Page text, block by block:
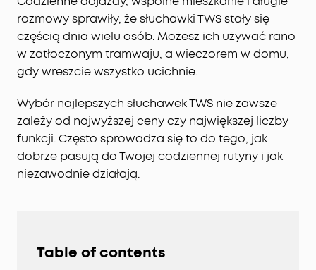
rozmowy sprawiły, że słuchawki TWS stały się
częścią dnia wielu osób. Możesz ich używać rano
w zatłoczonym tramwaju, a wieczorem w domu,
gdy wreszcie wszystko ucichnie.
Wybór najlepszych słuchawek TWS nie zawsze
zależy od najwyższej ceny czy największej liczby
funkcji. Często sprowadza się to do tego, jak
dobrze pasują do Twojej codziennej rutyny i jak
niezawodnie działają.
Table of contents